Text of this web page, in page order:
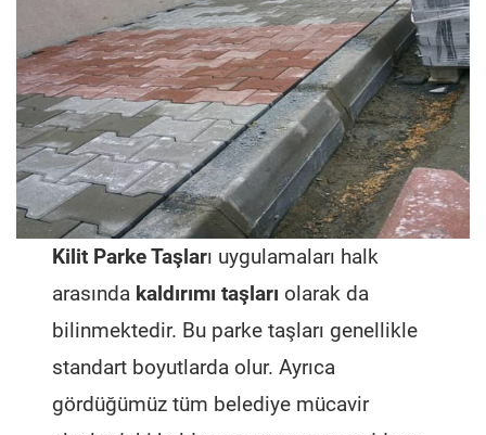
Kilit Parke Taşları uygulamaları halk
arasında kaldırımı taşları olarak da
bilinmektedir. Bu parke taşları genellikle
standart boyutlarda olur. Ayrıca
gördüğümüz tüm belediye mücavir